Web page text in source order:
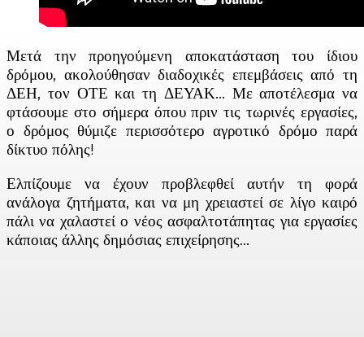
Μετά την προηγούμενη αποκατάσταση του ίδιου
δρόμου, ακολούθησαν διαδοχικές επεμβάσεις από τη
ΔΕΗ, τον ΟΤΕ και τη ΔΕΥΑΚ… Με αποτέλεσμα να
φτάσουμε στο σήμερα όπου πριν τις τωρινές εργασίες,
ο δρόμος θύμιζε περισσότερο αγροτικό δρόμο παρά
δίκτυο πόλης!
Ελπίζουμε να έχουν προβλεφθεί αυτήν τη φορά
ανάλογα ζητήματα, και να μη χρειαστεί σε λίγο καιρό
πάλι να χαλαστεί ο νέος ασφαλτοτάπητας για εργασίες
κάποιας άλλης δημόσιας επιχείρησης…